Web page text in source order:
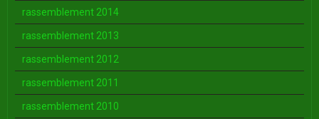
rassemblement 2014
rassemblement 2013
rassemblement 2012
rassemblement 2011
rassemblement 2010